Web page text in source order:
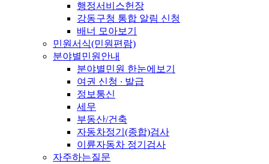
행정서비스헌장
강동구청 통합 알림 신청
배너 모아보기
민원서식(민원편람)
분야별민원안내
분야별민원 한눈에보기
여권 신청 ∙ 발급
정보통신
세무
부동산/건축
자동차정기(종합)검사
이륜자동차 정기검사
자주하는질문